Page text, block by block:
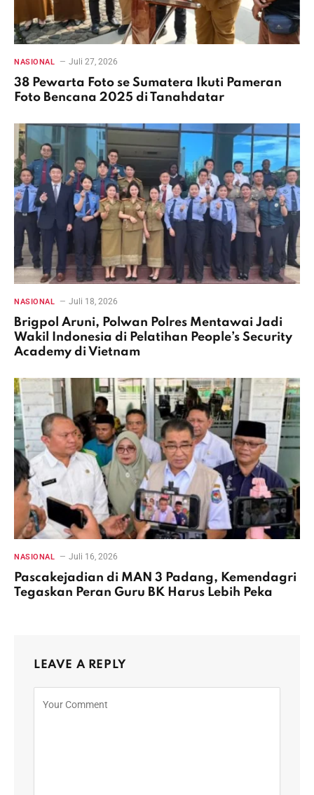
NASIONAL Juli 27, 2026
38 Pewarta Foto se Sumatera Ikuti Pameran
Foto Bencana 2025 di Tanahdatar
NASIONAL Juli 18, 2026
Brigpol Aruni, Polwan Polres Mentawai Jadi
Wakil Indonesia di Pelatihan People’s Security
Academy di Vietnam
NASIONAL Juli 16, 2026
Pascakejadian di MAN 3 Padang, Kemendagri
Tegaskan Peran Guru BK Harus Lebih Peka
LEAVE A REPLY